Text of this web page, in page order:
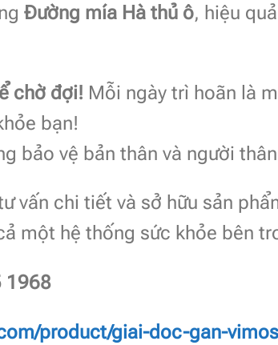
Đường mía Hà thủ ô, hiệu
chờ đợi! Mỗi ngày trì hoãn là
bạn!
bảo vệ bản thân và người
vấn chi tiết và sở hữu sản
một hệ thống sức khỏe bên
1968
product/giai-doc-gan-